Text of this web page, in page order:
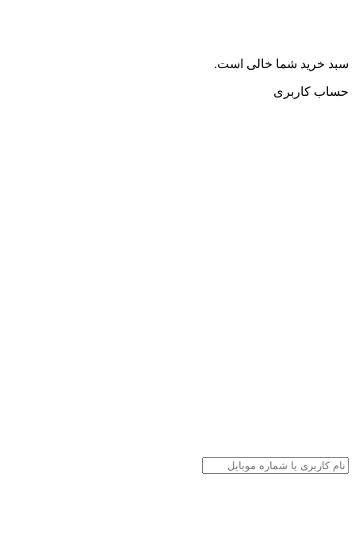
سبد خرید شما خالی است.
حساب کاربری